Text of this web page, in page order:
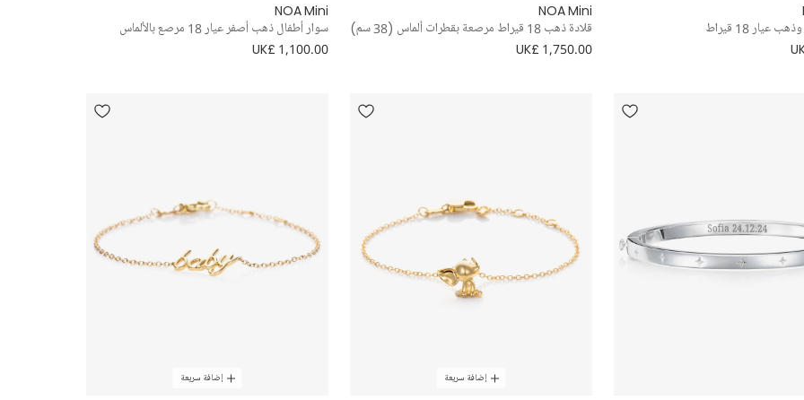
18 قيراط
NOA Mini
قلادة ذهب 18 قيراط مرصعة بقطرات ألماس (38 سم)
UK£ 1,750.00
NOA Mini
سوار أطفال ذهب أصفر عيار 18 مرصع بالألماس
UK£ 1,100.00
إضافة سريعة إضافة سريعة